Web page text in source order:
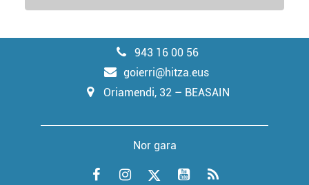
943 16 00 56
goierri@hitza.eus
Oriamendi, 32 – BEASAIN
Nor gara